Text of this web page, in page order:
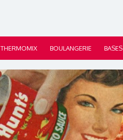
THERMOMIX BOULANGERIE BASES